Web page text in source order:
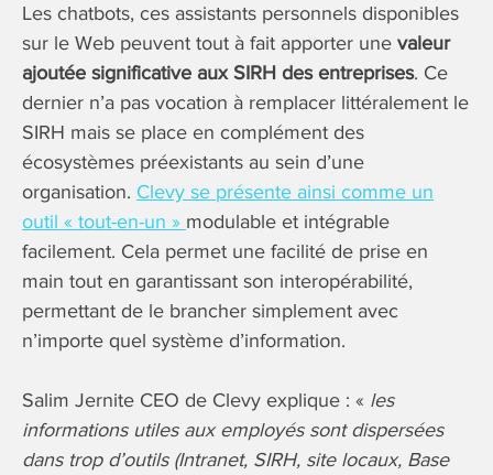
Les chatbots, ces assistants personnels disponibles
sur le Web peuvent tout à fait apporter une valeur
ajoutée significative aux SIRH des entreprises. Ce
dernier n’a pas vocation à remplacer littéralement le
SIRH mais se place en complément des
écosystèmes préexistants au sein d’une
organisation. Clevy se présente ainsi comme un
outil « tout-en-un » modulable et intégrable
facilement. Cela permet une facilité de prise en
main tout en garantissant son interopérabilité,
permettant de le brancher simplement avec
n’importe quel système d’information.
Salim Jernite CEO de Clevy explique : « les
informations utiles aux employés sont dispersées
dans trop d’outils (Intranet, SIRH, site locaux, Base